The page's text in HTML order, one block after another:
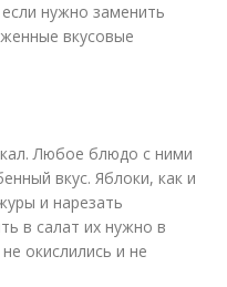
нужно заменить
вкусовые
Любое блюдо с ними
вкус. Яблоки, как и
и нарезать
в салат их нужно в
окислились и не